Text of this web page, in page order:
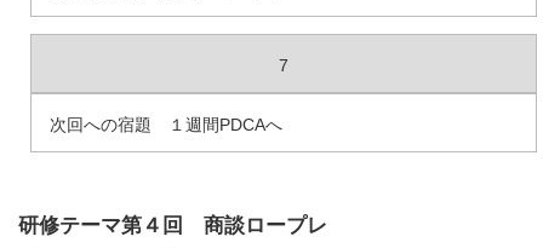
7
次回への宿題 １週間PDCAへ
研修テーマ第４回 商談ロープレ